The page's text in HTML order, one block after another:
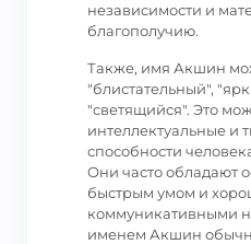
независимости и
благополучию.
Также, имя Акшин
"блистательный",
"светящийся". Это
интеллектуальные и
способности
Они часто обладают
быстрым умом и
коммуникативными
именем Акшин